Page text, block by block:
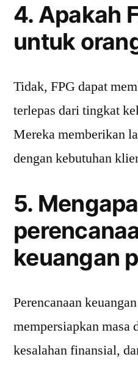
4. Apakah
untuk
Tidak, FPG dapat
terlepas dari tingkat
Mereka memberikan
dengan kebutuhan
5. Mengapa
keuangan
Perencanaan
mempersiapkan masa
kesalahan finansial,